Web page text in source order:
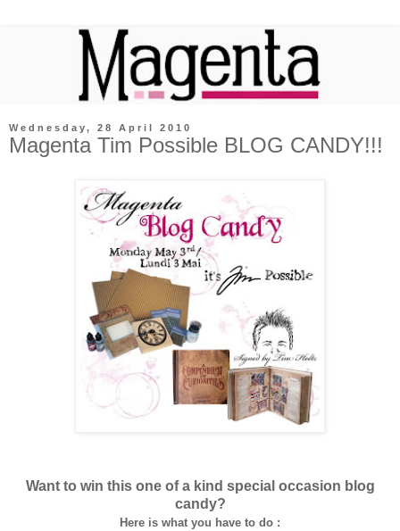
Wednesday, 28 April 2010
Magenta Tim Possible BLOG CANDY!!!
Want to win this one of a kind special occasion blog
candy?
Here is what you have to do :